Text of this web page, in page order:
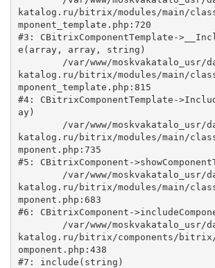
katalog.ru/bitrix/modules/main/
mponent_template.php:720
#3: CBitrixComponentTemplate-
e(array, array, string)
katalog.ru/bitrix/modules/main/
mponent_template.php:815
#4: CBitrixComponentTemplate-
ay)
katalog.ru/bitrix/modules/main/
mponent.php:735
#5: CBitrixComponent-
katalog.ru/bitrix/modules/main/
mponent.php:683
#6: CBitrixComponent-
katalog.ru/bitrix/components/
omponent.php:438
#7: include(string)